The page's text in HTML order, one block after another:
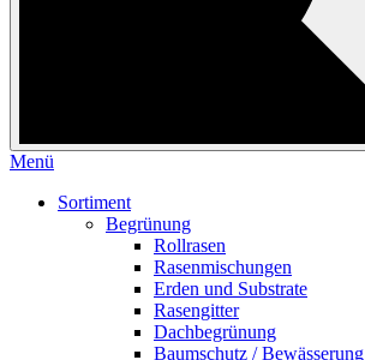
Menü
Sortiment
Begrünung
Rollrasen
Rasenmischungen
Erden und Substrate
Rasengitter
Dachbegrünung
Baumschutz / Bewässerung